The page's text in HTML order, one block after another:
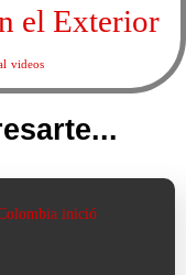
el Exterior
videos